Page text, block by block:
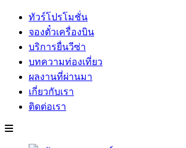
ทัวร์โปรโมชั่น
จองตั๋วเครื่องบิน
บริการยื่นวีซ่า
บทความท่องเที่ยว
ผลงานที่ผ่านมา
เกี่ยวกับเรา
ติดต่อเรา